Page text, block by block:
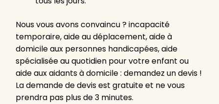
Nous vous avons convaincu ? incapacité
temporaire, aide au déplacement, aide à
domicile aux personnes handicapées, aide
spécialisée au quotidien pour votre enfant ou
aide aux aidants à domicile : demandez un devis !
La demande de devis est gratuite et ne vous
prendra pas plus de 3 minutes.